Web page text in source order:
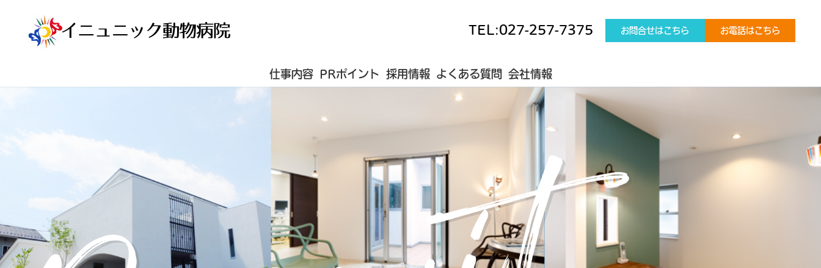
TEL:027-257-7375 お問合せはこちら お電話はこちら
仕事内容 PRポイント 採用情報 よくある質問 会社情報